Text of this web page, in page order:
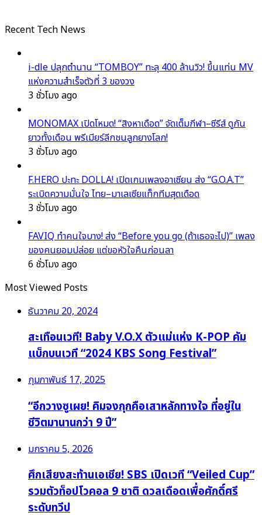
Recent Tech News
i-dle ปลุกตำนาน “TOMBOY” ทะลุ 400 ล้านวิว! ขึ้นแท่น MV
แห่งความสำเร็จตัวที่ 3 ของวง
3 ชั่วโมง ago
MONOMAX เปิดโหมด! “สิงหาเดือด” จัดเต็มกีฬา–ซีรีส์ ดูกัน
ยาวทั้งเดือน พรีเมียร์ลีกชนลูกยางโลก!
3 ชั่วโมง ago
F.HERO ปะทะ DOLLA! เปิดเกมเพลงอาเซียน ส่ง “G.O.A.T”
ระเบิดความมั่นใจ ไทย–มาเลเซียแท็กทีมสุดเดือด
3 ชั่วโมง ago
FAVIQ ทำคนใจบาง! ส่ง “Before you go (ถ้าเธอจะไป)” เพลง
ของคนยอมปล่อย แต่ขอหัวใจคืนก่อนลา
6 ชั่วโมง ago
Most Viewed Posts
ธันวาคม 20, 2024
สะเทือนเวที! Baby V.O.X ตัวแม่แห่ง K-POP คัม
แบ็กบนเวที “2024 KBS Song Festival”
กุมภาพันธ์ 17, 2025
“อีกวางซูเผย! คิมจงกุกคือเสาหลักทางใจ ที่อยู่ใน
ชีวิตมานานกว่า 9 ปี”
มกราคม 5, 2026
ศึกเสียงสะท้านเอเชีย! SBS เปิดเวที “Veiled Cup”
รวมตัวท็อปโวคอล 9 ชาติ ดวลเดือดเพื่อศักดิ์ศรี
ระดับทวีป